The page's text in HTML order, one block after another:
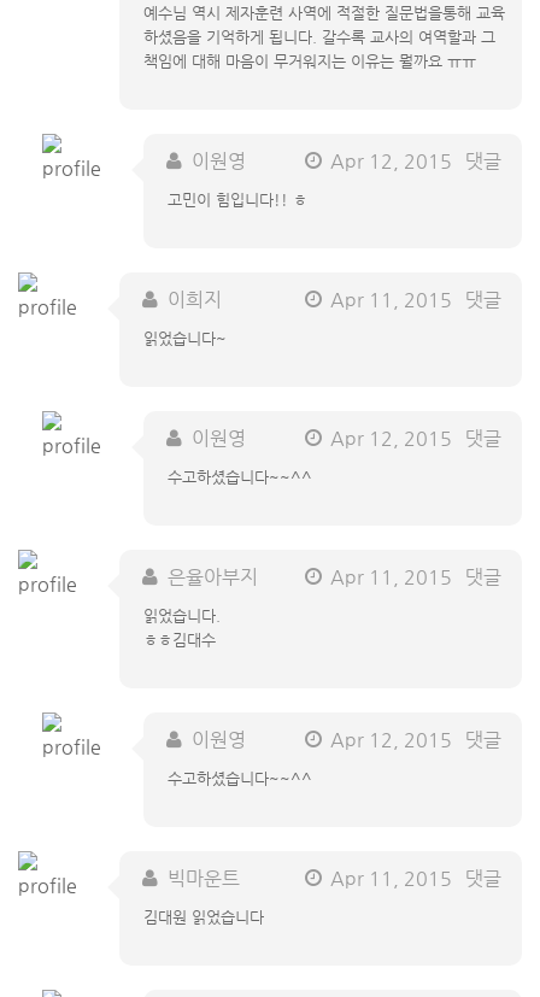
예수님 역시 제자훈련 사역에 적절한 질문법을통해 교육
하셨음을 기억하게 됩니다. 갈수록 교사의 여역할과 그
책임에 대해 마음이 무거워지는 이유는 뭘까요 ㅠㅠ
이원영 Apr 12, 2015 댓글
고민이 힘입니다!! ㅎ
이희지 Apr 11, 2015 댓글
읽었습니다~
이원영 Apr 12, 2015 댓글
수고하셨습니다~~^^
은율아부지 Apr 11, 2015 댓글
읽었습니다.
ㅎㅎ김대수
이원영 Apr 12, 2015 댓글
수고하셨습니다~~^^
빅마운트 Apr 11, 2015 댓글
김대원 읽었습니다